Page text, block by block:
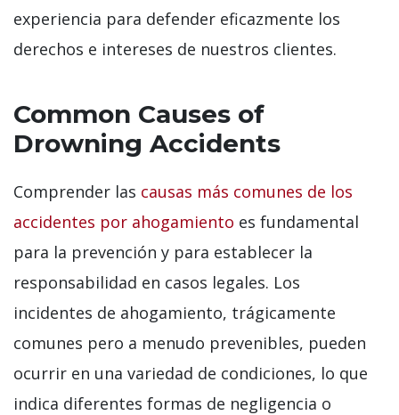
experiencia para defender eficazmente los
derechos e intereses de nuestros clientes.
Common Causes of
Drowning Accidents
Comprender las causas más comunes de los
accidentes por ahogamiento es fundamental
para la prevención y para establecer la
responsabilidad en casos legales. Los
incidentes de ahogamiento, trágicamente
comunes pero a menudo prevenibles, pueden
ocurrir en una variedad de condiciones, lo que
indica diferentes formas de negligencia o